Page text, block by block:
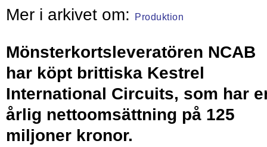
Produktion
Mönsterkortsleveratören NCAB
har köpt brittiska Kestrel
International Circuits, som har
årlig nettoomsättning på 125
miljoner kronor.